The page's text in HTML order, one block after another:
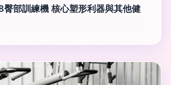
部訓練機 核心塑形利器與其他健